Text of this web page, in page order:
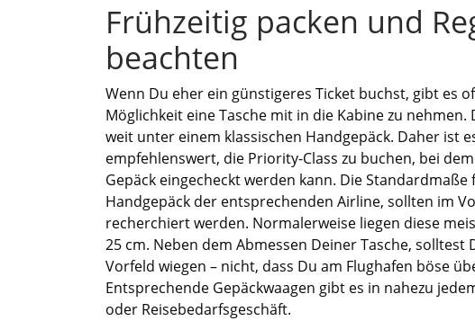
Frühzeitig packen und
beachten
Wenn Du eher ein günstigeres Ticket buchst, gibt es
Möglichkeit eine Tasche mit in die Kabine zu nehmen.
weit unter einem klassischen Handgepäck. Daher ist
empfehlenswert, die Priority-Class zu buchen, bei
Gepäck eingecheckt werden kann. Die Standardmaße
Handgepäck der entsprechenden Airline, sollten im
recherchiert werden. Normalerweise liegen diese
25 cm. Neben dem Abmessen Deiner Tasche, solltest
Vorfeld wiegen – nicht, dass Du am Flughafen böse
Entsprechende Gepäckwaagen gibt es in nahezu
oder Reisebedarfsgeschäft.